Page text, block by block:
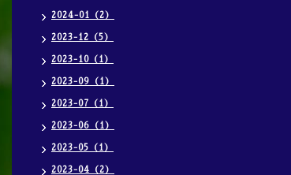
2024-01（2）
2023-12（5）
2023-10（1）
2023-09（1）
2023-07（1）
2023-06（1）
2023-05（1）
2023-04（2）